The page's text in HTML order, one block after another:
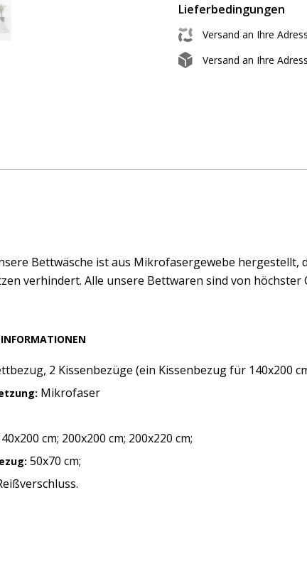
Lieferbedingungen
Versand an Ihre
Versand an Ihre
Bettwäsche ist aus Mikrofasergewebe
verhindert. Alle unsere Bettwaren sind von höchster
2 Kissenbezüge (ein Kissenbezug für 140x200
Mikrofaser
cm; 200x200 cm; 200x220 cm;
50x70 cm;